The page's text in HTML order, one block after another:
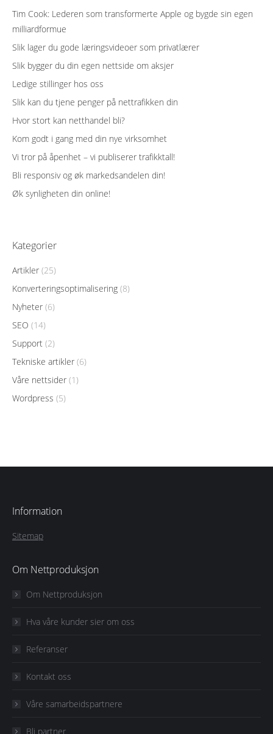
Tim Cook: Lederen som transformerte Apple og bygde sin egen
milliardformue
Slik lager du gode læringsvideoer som privatlærer
Slik bygger du din egen nettside om aksjer
Ledige stillinger hos oss
Slik kan du tjene penger på nettrafikken din
Hvor stort kan netthandel bli?
Kom godt i gang med din nye virksomhet
Vi tror på åpenhet – vi publiserer trafikktall!
Bli responsiv og øk markedsandelen din!
Øk synligheten din online!
Kategorier
Artikler (25)
Konverteringsoptimalisering (8)
Nyheter (6)
SEO (14)
Support (2)
Tekniske artikler (6)
Våre nettsider (1)
Wordpress (5)
Information
Sitemap
Om Nettproduksjon
Om Nettproduksjon
Hva våre kunder sier om oss
Referanser
Kontakt oss
Våre samarbeidspartnere
Bli partner